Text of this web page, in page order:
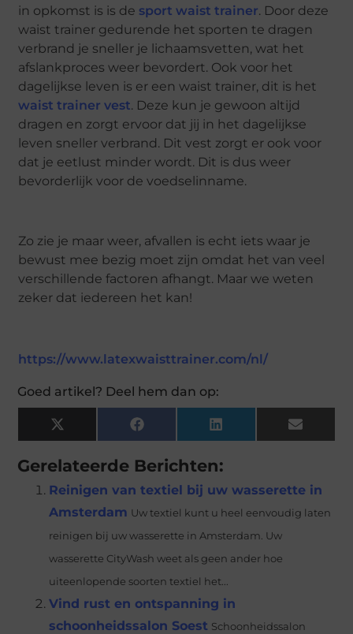
in opkomst is is de sport waist trainer. Door deze
waist trainer gedurende het sporten te dragen
verbrand je sneller je lichaamsvetten, wat het
afslankproces weer bevordert. Ook voor het
dagelijkse leven is er een waist trainer, dit is het
waist trainer vest. Deze kun je gewoon altijd
dragen en zorgt ervoor dat jij in het dagelijkse
leven sneller verbrand. Dit vest zorgt er ook voor
dat je eetlust minder wordt. Dit is dus weer
bevorderlijk voor de voedselinname.
Zo zie je maar weer, afvallen is echt iets waar je
bewust mee bezig moet zijn omdat het van veel
verschillende factoren afhangt. Maar we weten
zeker dat iedereen het kan!
https://www.latexwaisttrainer.com/nl/
Goed artikel? Deel hem dan op:
X
(Twitter)
Facebook LinkedIn Email
Gerelateerde Berichten:
Reinigen van textiel bij uw wasserette in
Amsterdam Uw textiel kunt u heel eenvoudig laten
reinigen bij uw wasserette in Amsterdam. Uw
wasserette CityWash weet als geen ander hoe
uiteenlopende soorten textiel het...
Vind rust en ontspanning in
schoonheidssalon Soest Schoonheidssalon